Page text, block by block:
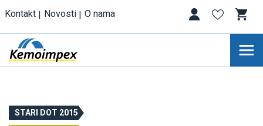
Kontakt Novosti O nama
STARI DOT 2015